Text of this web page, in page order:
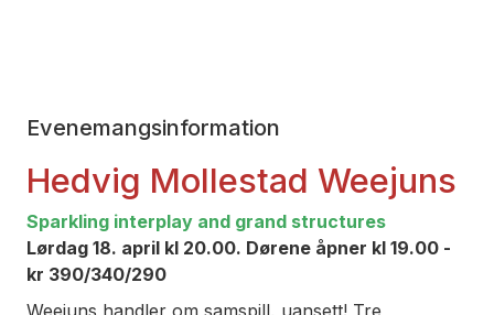
Evenemangsinformation
Hedvig Mollestad Weejuns
Sparkling interplay and grand structures
Lørdag 18. april kl 20.00. Dørene åpner kl 19.00 -
kr 390/340/290
Weejuns handler om samspill, uansett! Tre